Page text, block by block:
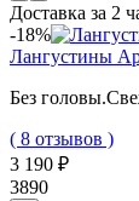
Доставка за 2
-18%
Лангустины
Без
( 8 отзывов )
3 190 ₽
3890